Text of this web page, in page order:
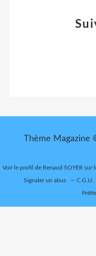
Thème
Voir le profil de Renaud SOYER sur
Signaler un abus C.G.U.